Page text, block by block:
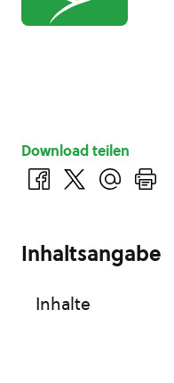
Download teilen
Inhaltsangabe
Inhalte